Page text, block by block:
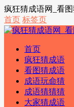
疯狂猜成语网_看
首页 标签页
首页
疯狂猜成语
看图猜成语
成语玩命猜
成语猜猜猜
大家猜成语